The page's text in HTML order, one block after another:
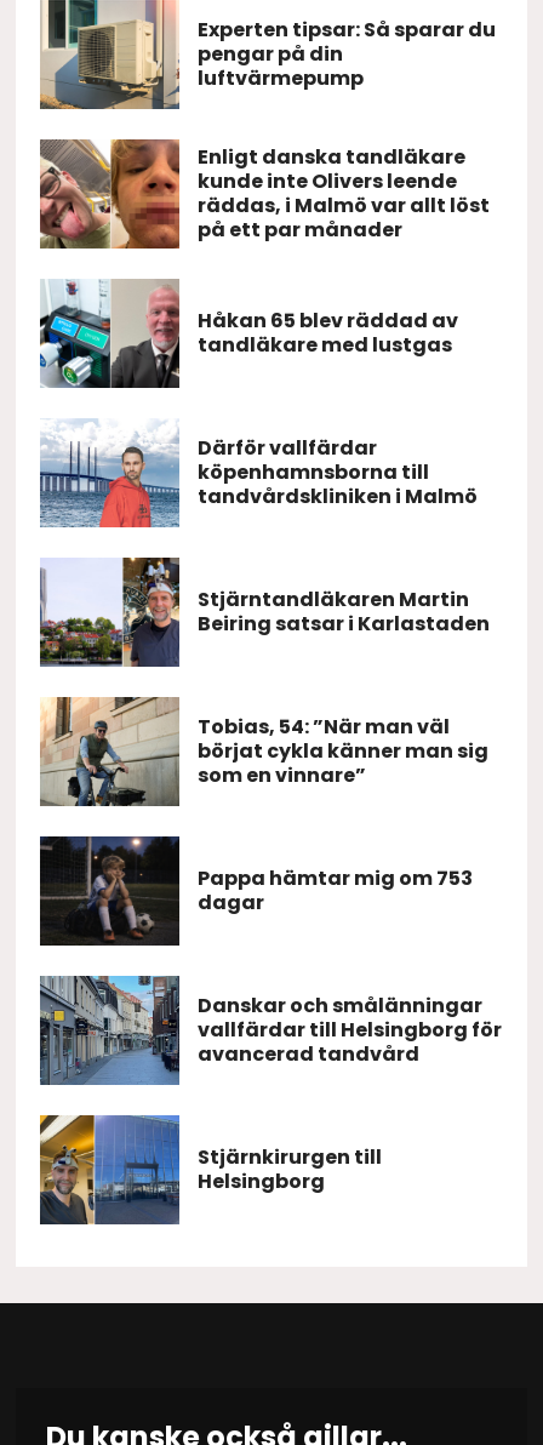
Experten tipsar: Så sparar du
pengar på din
luftvärmepump
Enligt danska tandläkare
kunde inte Olivers leende
räddas, i Malmö var allt löst
på ett par månader
Håkan 65 blev räddad av
tandläkare med lustgas
Därför vallfärdar
köpenhamnsborna till
tandvårdskliniken i Malmö
Stjärntandläkaren Martin
Beiring satsar i Karlastaden
Tobias, 54: ”När man väl
börjat cykla känner man sig
som en vinnare”
Pappa hämtar mig om 753
dagar
Danskar och smålänningar
vallfärdar till Helsingborg för
avancerad tandvård
Stjärnkirurgen till
Helsingborg
Du kanske också gillar...